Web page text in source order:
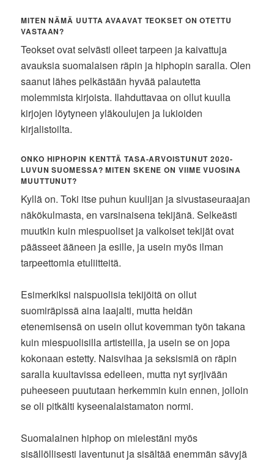
MITEN NÄMÄ UUTTA AVAAVAT TEOKSET ON OTETTU
VASTAAN?
Teokset ovat selvästi olleet tarpeen ja kaivattuja
avauksia suomalaisen räpin ja hiphopin saralla. Olen
saanut lähes pelkästään hyvää palautetta
molemmista kirjoista. Ilahduttavaa on ollut kuulla
kirjojen löytyneen yläkoulujen ja lukioiden
kirjalistoilta.
ONKO HIPHOPIN KENTTÄ TASA-ARVOISTUNUT 2020-
LUVUN SUOMESSA? MITEN SKENE ON VIIME VUOSINA
MUUTTUNUT?
Kyllä on. Toki itse puhun kuulijan ja sivustaseuraajan
näkökulmasta, en varsinaisena tekijänä. Selkeästi
muutkin kuin miespuoliset ja valkoiset tekijät ovat
päässeet ääneen ja esille, ja usein myös ilman
tarpeettomia etuliitteitä.
Esimerkiksi naispuolisia tekijöitä on ollut
suomiräpissä aina laajalti, mutta heidän
etenemisensä on usein ollut kovemman työn takana
kuin miespuolisilla artisteilla, ja usein se on jopa
kokonaan estetty. Naisvihaa ja seksismiä on räpin
saralla kuultavissa edelleen, mutta nyt syrjivään
puheeseen puututaan herkemmin kuin ennen, jolloin
se oli pitkälti kyseenalaistamaton normi.
Suomalainen hiphop on mielestäni myös
sisällöllisesti laventunut ja sisältää enemmän sävyjä